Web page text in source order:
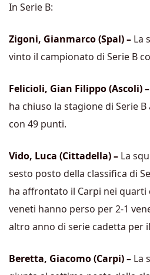
In Serie B:
Zigoni, Gianmarco (Spal) – La
vinto il campionato di Serie B
Felicioli, Gian Filippo (Ascoli) –
ha chiuso la stagione di Serie
con 49 punti.
Vido, Luca (Cittadella) – La
sesto posto della classifica di
ha affrontato il Carpi nei quarti
veneti hanno perso per 2-1
altro anno di serie cadetta per
Beretta, Giacomo (Carpi) – La